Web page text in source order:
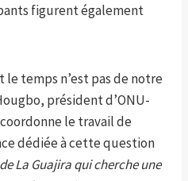
figurent également
le temps n’est pas de notre
président d’ONU-
le travail de
dédiée à cette question
La Guajira qui cherche une